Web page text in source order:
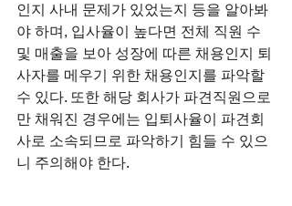
인지 사내 문제가 있었는지 등을 알아봐
야 하며, 입사율이 높다면 전체 직원 수
및 매출을 보아 성장에 따른 채용인지 퇴
사자를 메우기 위한 채용인지를 파악할
수 있다. 또한 해당 회사가 파견직원으로
만 채워진 경우에는 입퇴사율이 파견회
사로 소속되므로 파악하기 힘들 수 있으
니 주의해야 한다.